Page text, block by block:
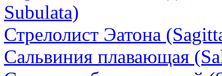
Subulata)
Стрелолист Эатона
Сальвиния плавающая